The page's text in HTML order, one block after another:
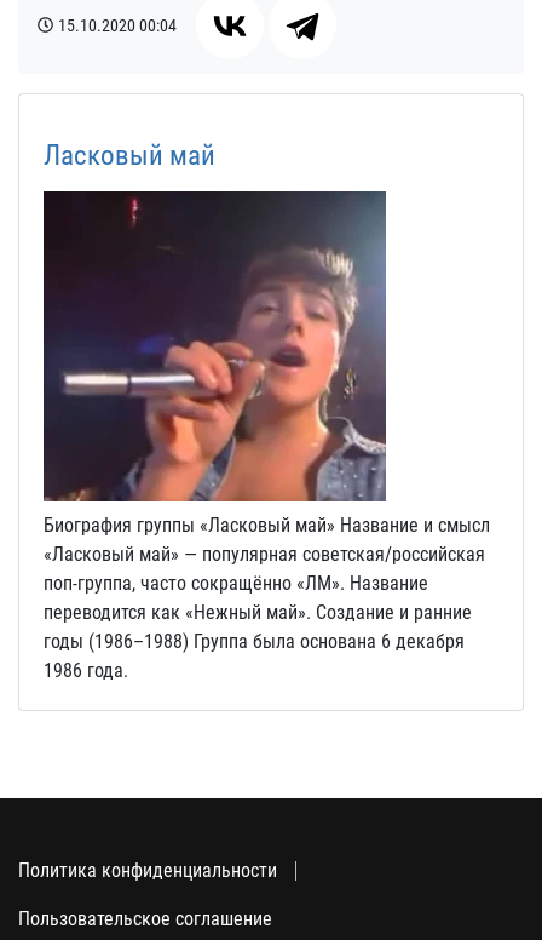
15.10.202000:04
Ласковый май
Биография группы «Ласковый май» Название и смысл
«Ласковый май» — популярная советская/российская
поп-группа, часто сокращённо «ЛМ». Название
переводится как «Нежный май». Создание и ранние
годы (1986–1988) Группа была основана 6 декабря
1986 года.
Политика конфиденциальности
Пользовательское соглашение